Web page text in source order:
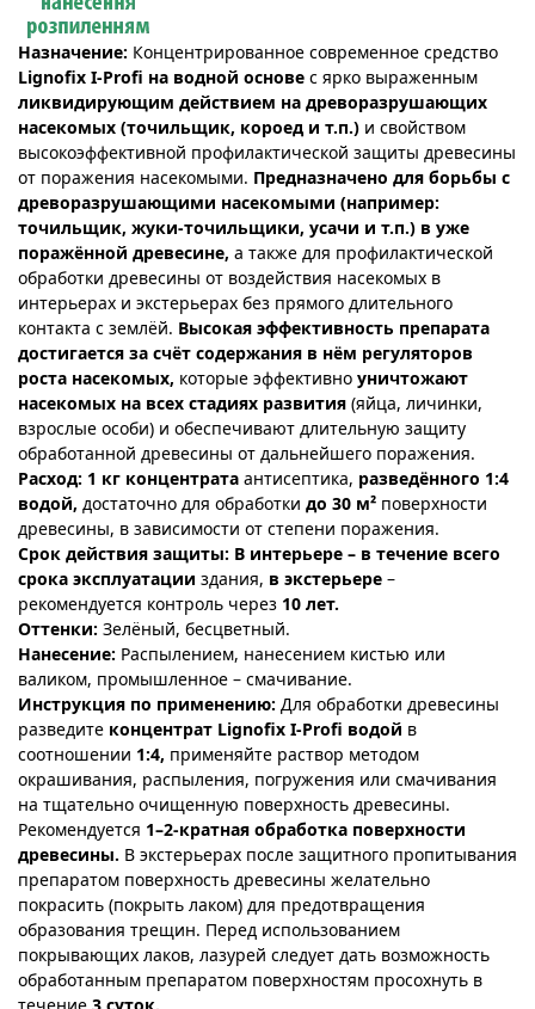
Назначение: Концентрированное современное средство
Lignofix I-Profi на водной основе с ярко выраженным
ликвидирующим действием на древоразрушающих
насекомых (точильщик, короед и т.п.) и свойством
высокоэффективной профилактической защиты древесины
от поражения насекомыми. Предназначено для борьбы с
древоразрушающими насекомыми (например:
точильщик, жуки-точильщики, усачи и т.п.) в уже
поражённой древесине, а также для профилактической
обработки древесины от воздействия насекомых в
интерьерах и экстерьерах без прямого длительного
контакта с землёй. Высокая эффективность препарата
достигается за счёт содержания в нём регуляторов
роста насекомых, которые эффективно уничтожают
насекомых на всех стадиях развития (яйца, личинки,
взрослые особи) и обеспечивают длительную защиту
обработанной древесины от дальнейшего поражения.
Расход: 1 кг концентрата антисептика, разведённого 1:4
водой, достаточно для обработки до 30 м² поверхности
древесины, в зависимости от степени поражения.
Срок действия защиты: В интерьере – в течение всего
срока эксплуатации здания, в экстерьере –
рекомендуется контроль через 10 лет.
Оттенки: Зелёный, бесцветный.
Нанесение: Распылением, нанесением кистью или
валиком, промышленное – смачивание.
Инструкция по применению: Для обработки древесины
разведите концентрат Lignofix I-Profi водой в
соотношении 1:4, применяйте раствор методом
окрашивания, распыления, погружения или смачивания
на тщательно очищенную поверхность древесины.
Рекомендуется 1–2-кратная обработка поверхности
древесины. В экстерьерах после защитного пропитывания
препаратом поверхность древесины желательно
покрасить (покрыть лаком) для предотвращения
образования трещин. Перед использованием
покрывающих лаков, лазурей следует дать возможность
обработанным препаратом поверхностям просохнуть в